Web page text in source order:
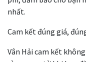
nhất.
Cam kết đúng giá,
Vân Hải cam kết